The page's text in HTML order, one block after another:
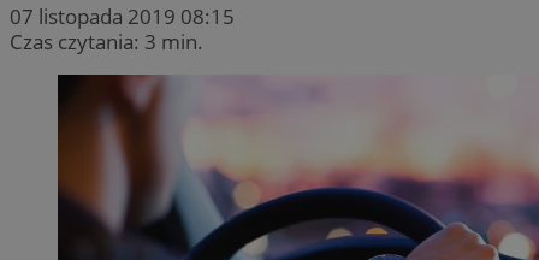
07 listopada 2019 08:15
Czas czytania: 3 min.